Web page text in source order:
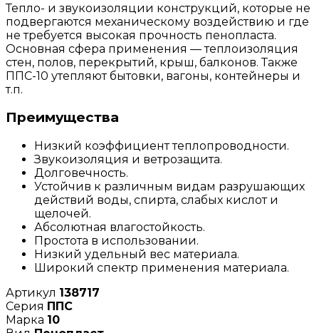
Тепло- и звукоизоляции конструкций, которые не
подвергаются механическому воздействию и где
не требуется высокая прочность пенопласта.
Основная сфера применения — теплоизоляция
стен, полов, перекрытий, крыш, балконов. Также
ППС-10 утепляют бытовки, вагоны, контейнеры и
т.п.
Преимущества
Низкий коэффициент теплопроводности.
Звукоизоляция и ветрозащита.
Долговечность.
Устойчив к различным видам разрушающих
действий воды, спирта, слабых кислот и
щелочей.
Абсолютная влагостойкость.
Простота в использовании.
Низкий удельный вес материала.
Широкий спектр применения материала.
Артикул 138717
Серия ППС
Марка 10